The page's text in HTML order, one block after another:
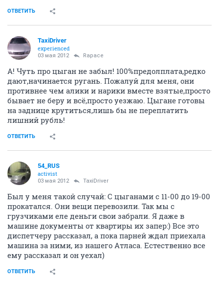
ОТВЕТИТЬ
TaxiDriver
experienced
03 мая 2012 Rapace
А! Чуть про цыган не забыл! 100%предолплата,редко
дают,начинается ругань. Пожалуй для меня, они
противнее чем алики и нарики вместе взятые,просто
бывает не беру и всё,просто уезжаю. Цыгане готовы
на заднице крутиться,лишь бы не переплатить
лишний рубль!
ОТВЕТИТЬ
54_RUS
activist
03 мая 2012 TaxiDriver
Был у меня такой случай: С цыганами с 11-00 до 19-00
прокатался. Они вещи перевозили. Так мы с
грузчиками еле деньги свои забрали. Я даже в
машине документы от квартиры их запер:) Все это
диспетчеру рассказал, а пока парней ждал приехала
машина за ними, из нашего Атласа. Естественно все
ему рассказал и он уехал)
ОТВЕТИТЬ